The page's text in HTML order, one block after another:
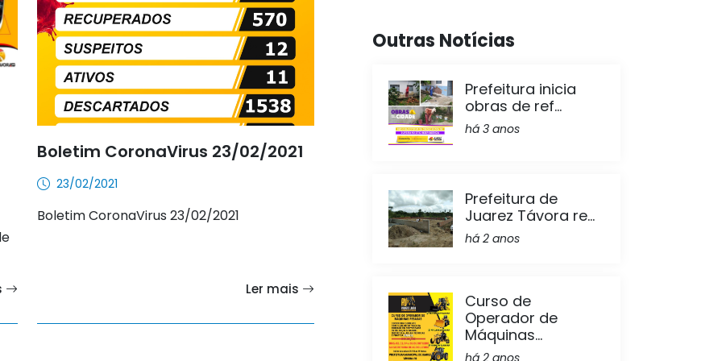
Boletim CoronaVirus 23/02/2021
23/02/2021
Boletim CoronaVirus 23/02/2021
Ler mais
Outras Notícias
Prefeitura inicia
obras de ref...
há 3 anos
Prefeitura de
Juarez Távora re...
há 2 anos
Curso de
Operador de
Máquinas...
há 2 anos